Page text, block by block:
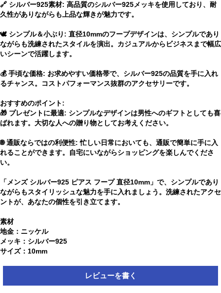
🔗 シルバー925素材: 高品質のシルバー925メッキを使用しており、耐
久性がありながらも上品な輝きが魅力です。
🕊️ シンプル＆小ぶり: 直径10mmのフープデザインは、シンプルであり
ながらも洗練されたスタイルを演出。カジュアルからビジネスまで幅広
いシーンで活躍します。
💰 手頃な価格: お求めやすい価格帯で、シルバー925の品質を手に入れ
るチャンス。コストパフォーマンス抜群のアクセサリーです。
おすすめのポイント:
🎁 プレゼントに最適: シンプルなデザインは男性へのギフトとしても喜
ばれます。大切な人への贈り物としてお考えください。
🌐 通販ならではの利便性: 忙しい日常においても、通販で簡単に手に入
れることができます。自宅にいながらショッピングを楽しんでくださ
い。
「メンズ シルバー925 ピアス フープ 直径10mm」で、シンプルであり
ながらもスタイリッシュな魅力を手に入れましょう。洗練されたアクセ
ントが、あなたの個性を引き立てます。
素材
地金：ニッケル
メッキ：シルバー925
サイズ：10mm
レビューを書く